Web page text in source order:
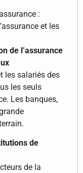
:
et les
de l’assurance
les salariés des
les seuls
Les banques,
de
de la